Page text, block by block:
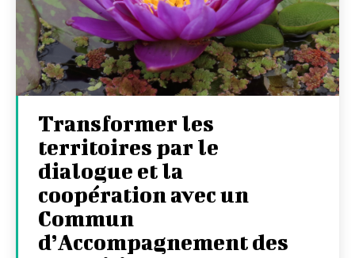
Transformer les
territoires par le
dialogue et la
coopération avec un
Commun
d’Accompagnement des